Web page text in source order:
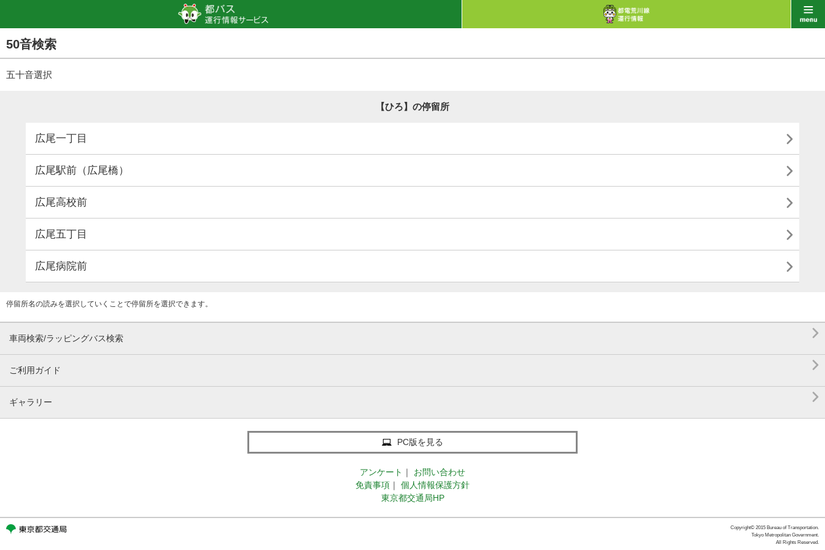
50音検索
五十音選択
【ひろ】の停留所
広尾一丁目 
広尾駅前（広尾橋） 
広尾高校前 
広尾五丁目 
広尾病院前 
停留所名の読みを選択していくことで停留所を選択できます。
車両検索/ラッピングバス検索 
ご利用ガイド 
ギャラリー 
PC版を見る
アンケート ｜
お問い合わせ
免責事項 ｜
個人情報保護方針
東京都交通局HP
Copyright© 2015 Bureau of Transportation.
Tokyo Metropolitan Government.
All Rights Reserved.